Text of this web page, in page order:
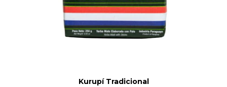
Kurupí Tradicional